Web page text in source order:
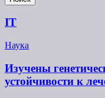
IT
Наука
Изучены
устойчивости к